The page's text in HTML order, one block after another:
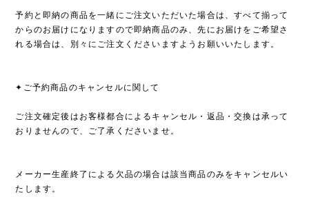
予約と即納の商品を一緒にご注文いただいた場合は、すべて揃って
からのお届けになりますので即納商品のみ、先にお届けをご希望さ
れる場合は、別々にご注文くださいますようお願いいたします。
✦ご予約商品のキャンセルに関して
ご注文確定後はお客様都合によるキャンセル・返品・交換は承って
おりませんので、ご了承くださいませ。
メーカー生産終了による欠品の場合は該当商品のみをキャンセルい
たします。